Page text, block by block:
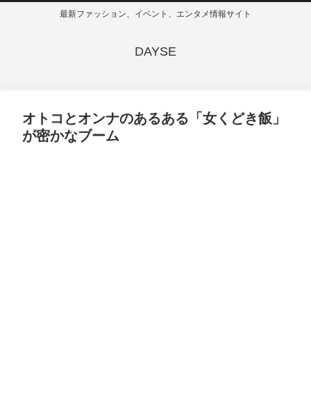
最新ファッション、イベント、エンタメ情報サイト
DAYSE
オトコとオンナのあるある「女くどき飯」
が密かなブーム